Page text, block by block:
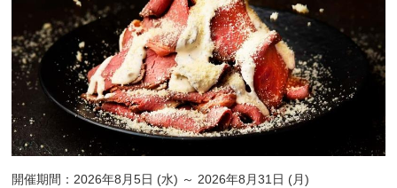
開催期間：2026年8月5日 (水) ～ 2026年8月31日 (月)